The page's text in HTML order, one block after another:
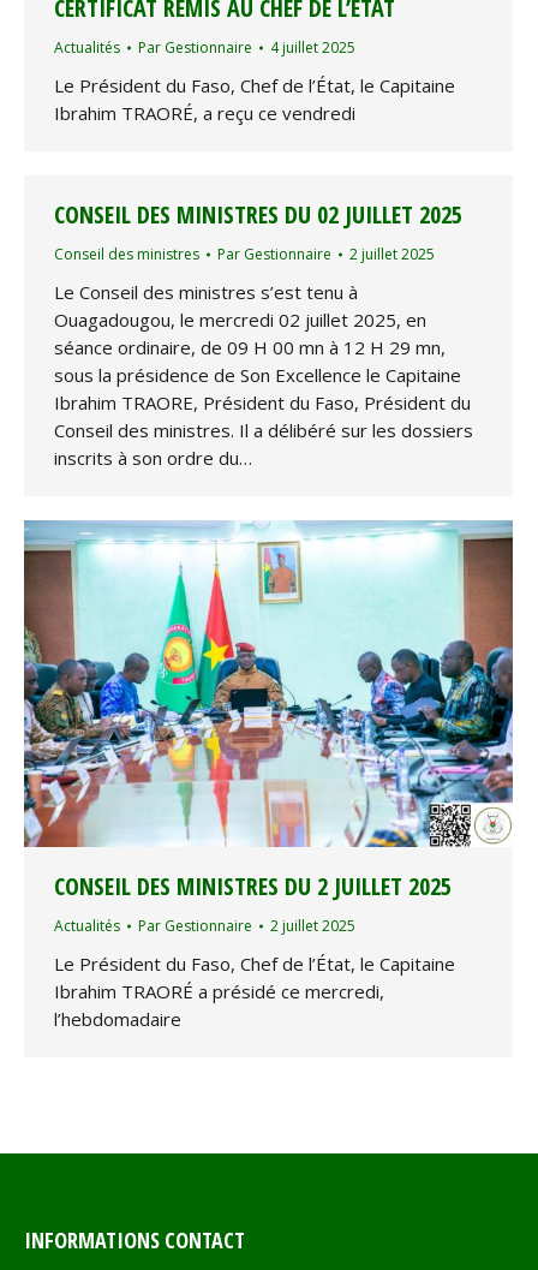
CERTIFICAT REMIS AU CHEF DE L’ÉTAT
Actualités Par Gestionnaire 4 juillet 2025
Le Président du Faso, Chef de l’État, le Capitaine
Ibrahim TRAORÉ, a reçu ce vendredi
CONSEIL DES MINISTRES DU 02 JUILLET 2025
Conseil des ministres Par Gestionnaire 2 juillet 2025
Le Conseil des ministres s’est tenu à
Ouagadougou, le mercredi 02 juillet 2025, en
séance ordinaire, de 09 H 00 mn à 12 H 29 mn,
sous la présidence de Son Excellence le Capitaine
Ibrahim TRAORE, Président du Faso, Président du
Conseil des ministres. Il a délibéré sur les dossiers
inscrits à son ordre du…
CONSEIL DES MINISTRES DU 2 JUILLET 2025
Actualités Par Gestionnaire 2 juillet 2025
Le Président du Faso, Chef de l’État, le Capitaine
Ibrahim TRAORÉ a présidé ce mercredi,
l’hebdomadaire
INFORMATIONS CONTACT